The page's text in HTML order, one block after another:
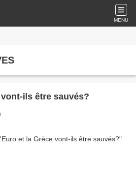
MENU
ils être sauvés?